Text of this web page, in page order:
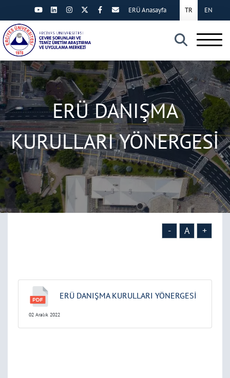
×
TR EN
ERÜ Anasayfa
ERÜ DANIŞMA
KURULLARI YÖNERGESİ
- A +
ERÜ DANIŞMA KURULLARI YÖNERGESİ
02 Aralık 2022